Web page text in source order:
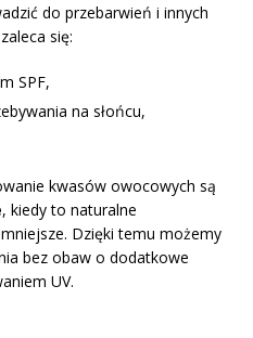
do przebarwień i innych
się:
SPF,
na słońcu,
kwasów owocowych są
, kiedy to naturalne
Dzięki temu możemy
bez obaw o dodatkowe
UV.